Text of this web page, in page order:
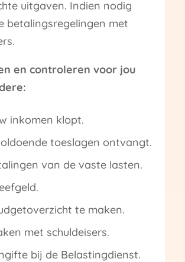
uitgaven. Indien nodig
betalingsregelingen met
en controleren voor jou
inkomen klopt.
toeslagen ontvangt.
van de vaste lasten.
te maken.
met schuldeisers.
bij de Belastingdienst.